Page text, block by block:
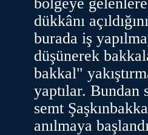
dükkânı
burada iş
düşünerek
bakkal"
yaptılar. Bundan
semt
anılmaya